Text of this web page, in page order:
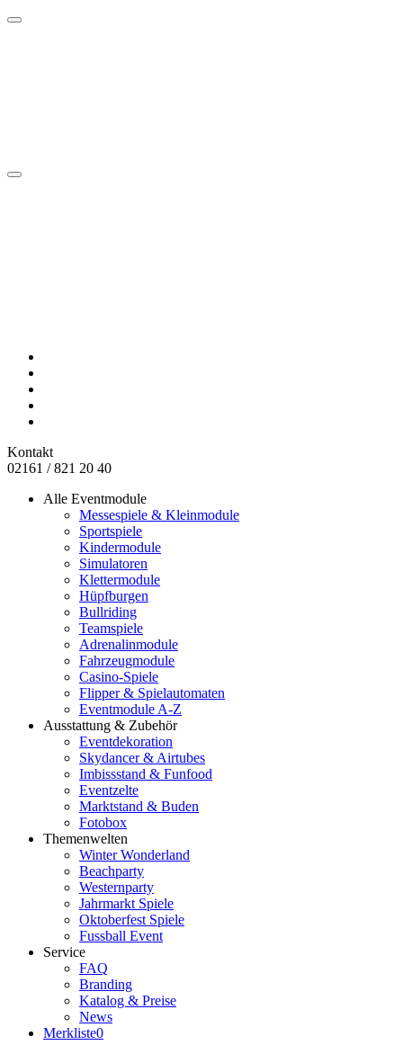
Kontakt
02161 / 821 20 40
Alle Eventmodule
Messespiele & Kleinmodule
Sportspiele
Kindermodule
Simulatoren
Klettermodule
Hüpfburgen
Bullriding
Teamspiele
Adrenalinmodule
Fahrzeugmodule
Casino-Spiele
Flipper & Spielautomaten
Eventmodule A-Z
Ausstattung & Zubehör
Eventdekoration
Skydancer & Airtubes
Imbissstand & Funfood
Eventzelte
Marktstand & Buden
Fotobox
Themenwelten
Winter Wonderland
Beachparty
Westernparty
Jahrmarkt Spiele
Oktoberfest Spiele
Fussball Event
Service
FAQ
Branding
Katalog & Preise
News
Merkliste0